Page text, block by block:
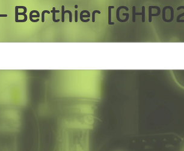
Berthier